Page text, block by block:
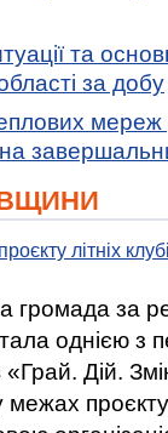
та
за добу
мереж
літніх
громада за
однією
«Грай. Дій.
межах